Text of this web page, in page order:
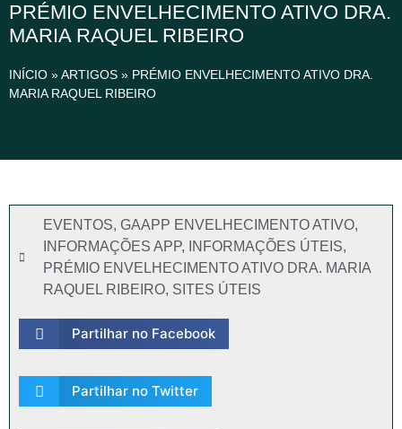
PRÉMIO ENVELHECIMENTO ATIVO DRA.
MARIA RAQUEL RIBEIRO
INÍCIO »ARTIGOS » PRÉMIO ENVELHECIMENTO ATIVO DRA.
MARIA RAQUEL RIBEIRO
EVENTOS, GAAPP ENVELHECIMENTO ATIVO,
INFORMAÇÕES APP, INFORMAÇÕES ÚTEIS,
PRÉMIO ENVELHECIMENTO ATIVO DRA. MARIA
RAQUEL RIBEIRO, SITES ÚTEIS
Partilhar no Facebook
Partilhar no Twitter